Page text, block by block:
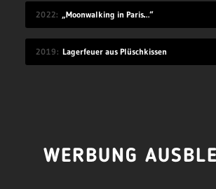
2022 „Moonwalking in Paris…“
2019 Lagerfeuer aus Plüschkissen
WERBUNG